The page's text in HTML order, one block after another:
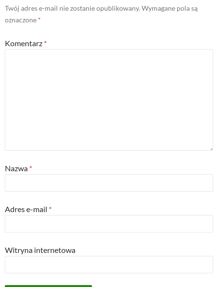
Twój adres e-mail nie zostanie opublikowany. Wymagane pola są
oznaczone *
Komentarz *
Nazwa *
Adres e-mail *
Witryna internetowa